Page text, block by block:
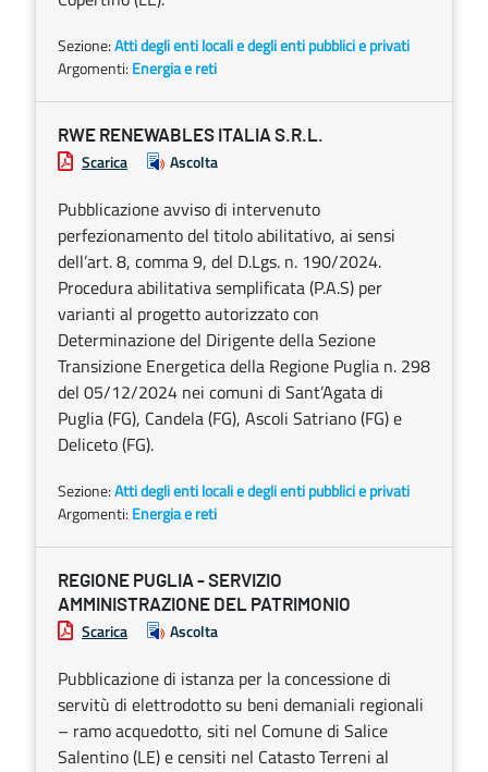
Sezione:Atti degli enti locali e degli enti pubblici e privati
Argomenti: Energia e reti
RWE RENEWABLES ITALIA S.R.L.
Scarica Ascolta
Pubblicazione avviso di intervenuto
perfezionamento del titolo abilitativo, ai sensi
dell’art. 8, comma 9, del D.Lgs. n. 190/2024.
Procedura abilitativa semplificata (P.A.S) per
varianti al progetto autorizzato con
Determinazione del Dirigente della Sezione
Transizione Energetica della Regione Puglia n. 298
del 05/12/2024 nei comuni di Sant’Agata di
Puglia (FG), Candela (FG), Ascoli Satriano (FG) e
Deliceto (FG).
Sezione:Atti degli enti locali e degli enti pubblici e privati
Argomenti: Energia e reti
REGIONE PUGLIA - SERVIZIO
AMMINISTRAZIONE DEL PATRIMONIO
Scarica Ascolta
Pubblicazione di istanza per la concessione di
servitù di elettrodotto su beni demaniali regionali
– ramo acquedotto, siti nel Comune di Salice
Salentino (LE) e censiti nel Catasto Terreni al